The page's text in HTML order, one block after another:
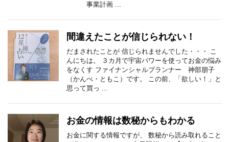
事業計画 ...
間違えたことが信じられない！
だまされたことが 信じられませんでした・・・ こ
んにちは。 ３カ月で宇宙パワーを使ってお金の悩み
をなくす ファイナンシャルプランナー 神部朋子
（かんべ・ともこ）です。 この前、「欲しい！」と
思って買っ ...
お金の情報は数秘からもわかる
お金に関する情報ですが、 数秘から読み取れること